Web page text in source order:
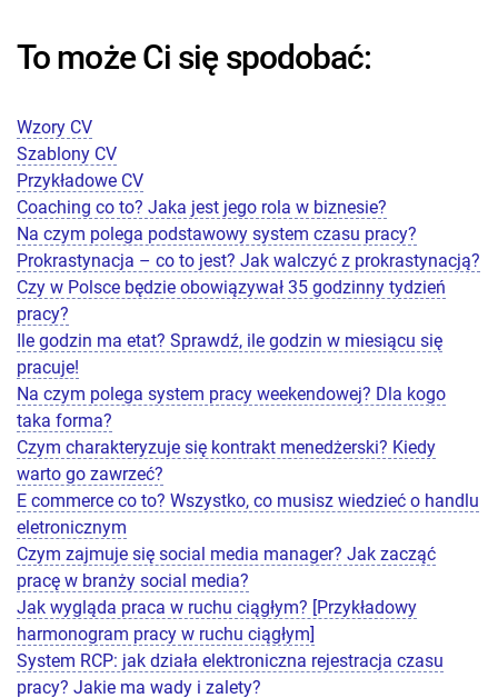
To może Ci się spodobać:
Wzory CV
Szablony CV
Przykładowe CV
Coaching co to? Jaka jest jego rola w biznesie?
Na czym polega podstawowy system czasu pracy?
Prokrastynacja – co to jest? Jak walczyć z prokrastynacją?
Czy w Polsce będzie obowiązywał 35 godzinny tydzień
pracy?
Ile godzin ma etat? Sprawdź, ile godzin w miesiącu się
pracuje!
Na czym polega system pracy weekendowej? Dla kogo
taka forma?
Czym charakteryzuje się kontrakt menedżerski? Kiedy
warto go zawrzeć?
E commerce co to? Wszystko, co musisz wiedzieć o handlu
eletronicznym
Czym zajmuje się social media manager? Jak zacząć
pracę w branży social media?
Jak wygląda praca w ruchu ciągłym? [Przykładowy
harmonogram pracy w ruchu ciągłym]
System RCP: jak działa elektroniczna rejestracja czasu
pracy? Jakie ma wady i zalety?